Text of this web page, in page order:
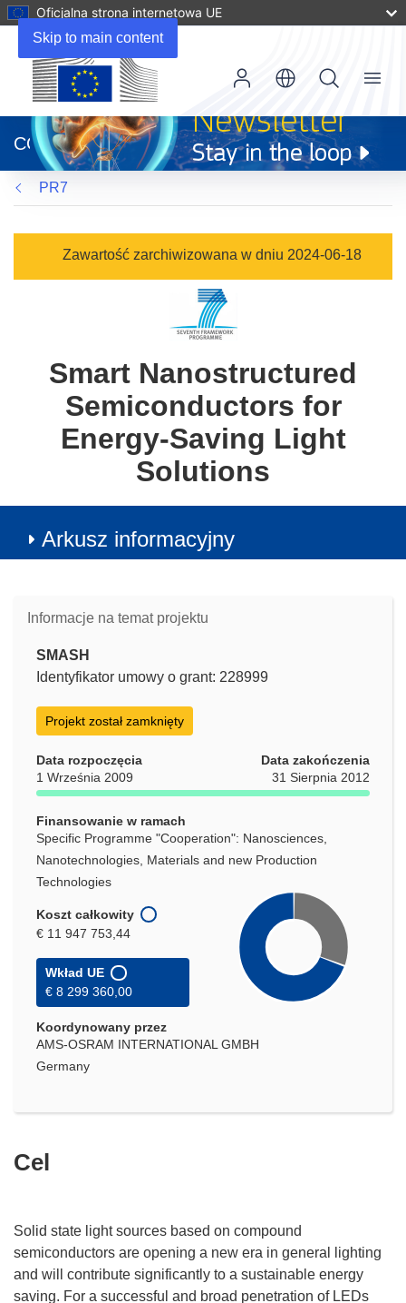
Skip to main content
Oficjalna strona internetowa UE
otworzy
się
w
nowym
oknie)
CORDIS
Menu
PR7
Zawartość zarchiwizowana w dniu 2024-06-18
Smart Nanostructured
Semiconductors for
Energy-Saving Light
Solutions
Arkusz informacyjny
Informacje na temat projektu
SMASH
Identyfikator umowy o grant: 228999
Projekt został zamknięty
Data rozpoczęcia
1 Września 2009
Data zakończenia
31 Sierpnia 2012
Finansowanie w ramach
Specific Programme "Cooperation": Nanosciences,
Nanotechnologies, Materials and new Production
Technologies
Koszt całkowity
€ 11 947 753,44
Wkład UE
€ 8 299 360,00
Koordynowany przez
AMS-OSRAM INTERNATIONAL GMBH
Germany
Cel
Solid state light sources based on compound
semiconductors are opening a new era in general lighting
and will contribute significantly to a sustainable energy
saving. For a successful and broad penetration of LEDs